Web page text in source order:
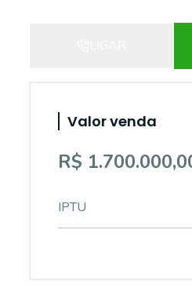
Valor venda
R$
IPTU